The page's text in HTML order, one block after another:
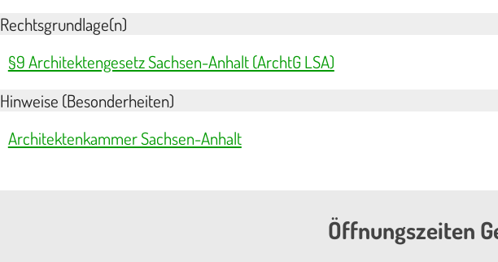
Rechtsgrundlage(n)
§9 Architektengesetz Sachsen-Anhalt (ArchtG LSA)
Hinweise (Besonderheiten)
Architektenkammer Sachsen-Anhalt
Öffnungszeiten